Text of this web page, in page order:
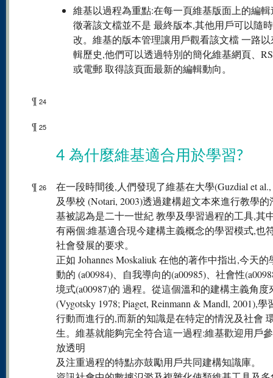
維基以過程為重點:在每一頁維基版面上的編
徵著該文檔並不是 最終版本,其他用戶可以隨
改。維基的版本管理讓用戶觀看該文檔 一路
輯歷史,他們可以透過特別的簡化維基網頁、
或電郵 取得該頁面最新的編輯動向。
¶ 24
¶ 25
4 為什麼維基適合用於學習?
¶ 26
在一段時間後,人們發現了維基在大學(Guzdial et al.,
及學校 (Notari, 2003)透過建構超文本來進行教學
基被認為是二十一世紀 教學及學習過程的工具,其
有兩個:維基適合現今建構主義概念的學習模式,也
社會發展的要求。
正如 Johannes Moskaliuk 在他的著作中指出,今天
動的 (a00984)、自我導向的(a00985)、社會性
境式(a00987)的 過程。從這個溫和的建構主義角度
(Vygotsky 1978; Piaget, Reinmann & Mandl, 2001),
行動而進行的,而新的知識是在特定的情況及社會
生。維基就能夠完全符合這一過程:維基歡迎用戶
放透明
及注重過程的特點亦鼓勵用戶共同建構知識庫。